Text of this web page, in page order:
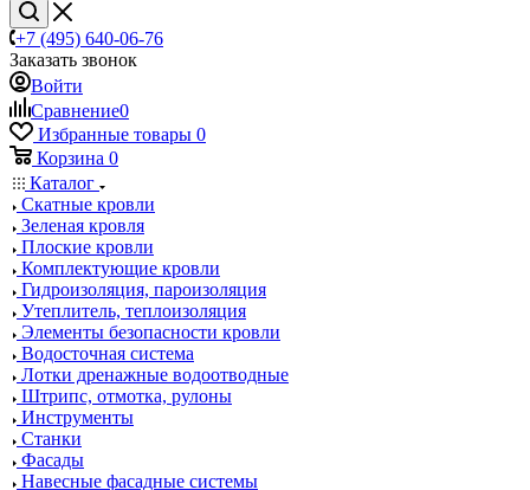
+7 (495) 640-06-76
Заказать звонок
Войти
Сравнение0
Избранные товары 0
Корзина 0
Каталог
Скатные кровли
Зеленая кровля
Плоские кровли
Комплектующие кровли
Гидроизоляция, пароизоляция
Утеплитель, теплоизоляция
Элементы безопасности кровли
Водосточная система
Лотки дренажные водоотводные
Штрипс, отмотка, рулоны
Инструменты
Станки
Фасады
Навесные фасадные системы